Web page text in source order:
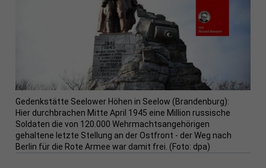
Gedenkstätte Seelower Höhen in Seelow (Brandenburg):
Hier durchbrachen Mitte April 1945 eine Million russische
Soldaten die von 120.000 Wehrmachtsangehörigen
gehaltene letzte Stellung an der Ostfront - der Weg nach
Berlin für die Rote Armee war damit frei. (Foto: dpa)